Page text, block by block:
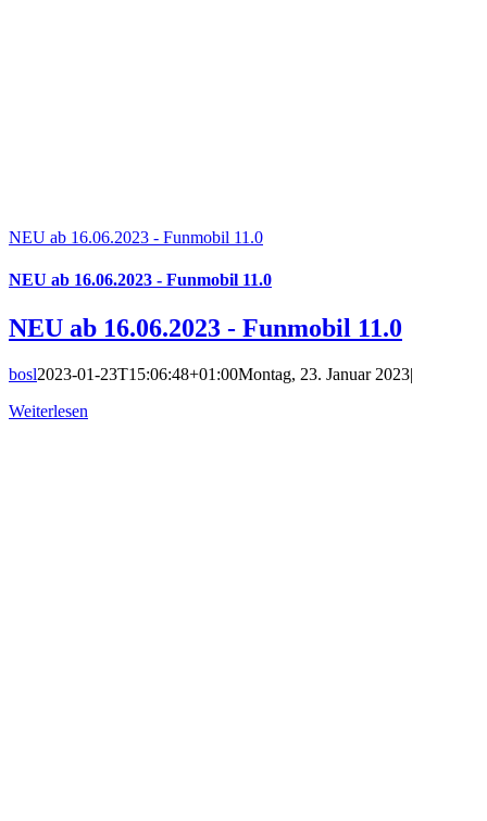
NEU ab 16.06.2023 - Funmobil 11.0
NEU ab 16.06.2023 - Funmobil 11.0
NEU ab 16.06.2023 - Funmobil 11.0
bosl2023-01-23T15:06:48+01:00Montag, 23. Januar 2023|
Weiterlesen